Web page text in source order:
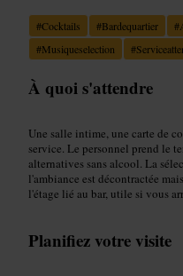
#Cocktails #Bardequartier #
#Musiqueselection #
À quoi s'attendre
Une salle intime, une carte de
service. Le personnel prend le
alternatives sans alcool. La
l'ambiance est décontractée
l'étage lié au bar, utile si vous
Planifiez votre visite